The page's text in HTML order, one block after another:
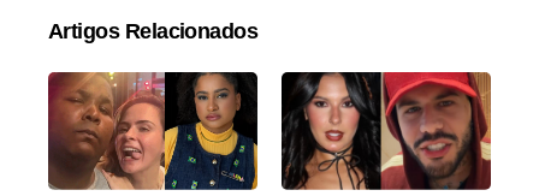
Artigos Relacionados